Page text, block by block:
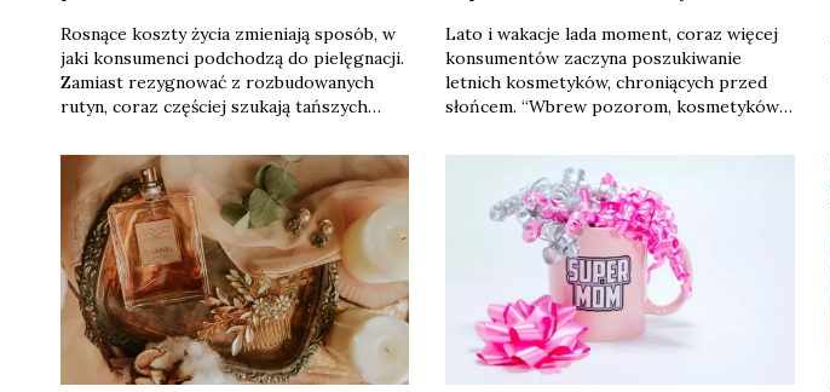
Rosnące koszty życia zmieniają sposób, w
jaki konsumenci podchodzą do pielęgnacji.
Zamiast rezygnować z rozbudowanych
rutyn, coraz częściej szukają tańszych
trend: marki własne przestają być "drugim
wyborem”, a zaczynają konkurować z
brandami premium nie tylko ceną, ale także
jakością.
Lato i wakacje lada moment, coraz więcej
konsumentów zaczyna poszukiwanie
letnich kosmetyków, chroniących przed
słońcem. “Wbrew pozorom, kosmetyków
tylko w drogeriach i aptekach – możemy je
po prostu wrzucić do koszyka podczas
codziennych zakupów!” – kusi sieć Aldi,
informując o gamie produktów na lato,
sprzedawanych pod marką własną.